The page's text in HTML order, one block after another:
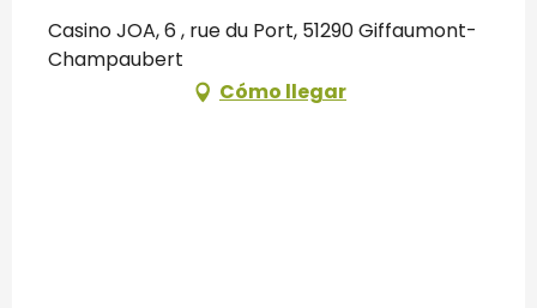
Casino JOA, 6 , rue du Port, 51290 Giffaumont-
Champaubert
Cómo llegar